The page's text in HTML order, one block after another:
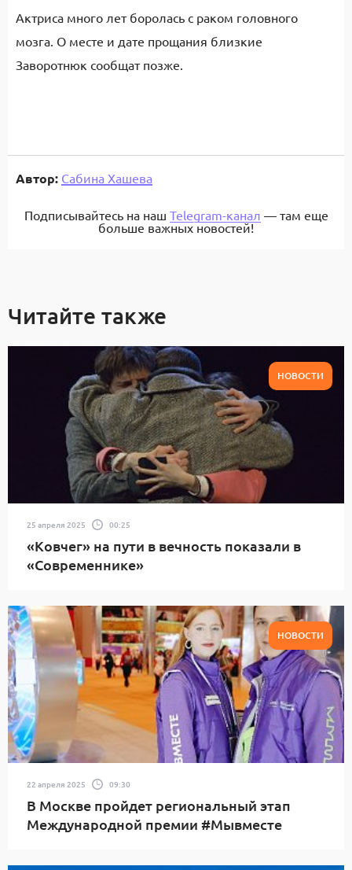
Актриса много лет боролась с раком головного
мозга. О месте и дате прощания близкие
Заворотнюк сообщат позже.
Автор: Сабина Хашева
Подписывайтесь на наш Telegram-канал — там еще
больше важных новостей!
Читайте также
НОВОСТИ
25 апреля 2025 00:25
«Ковчег» на пути в вечность показали в
«Современнике»
НОВОСТИ
22 апреля 2025 09:30
В Москве пройдет региональный этап
Международной премии #Мывместе